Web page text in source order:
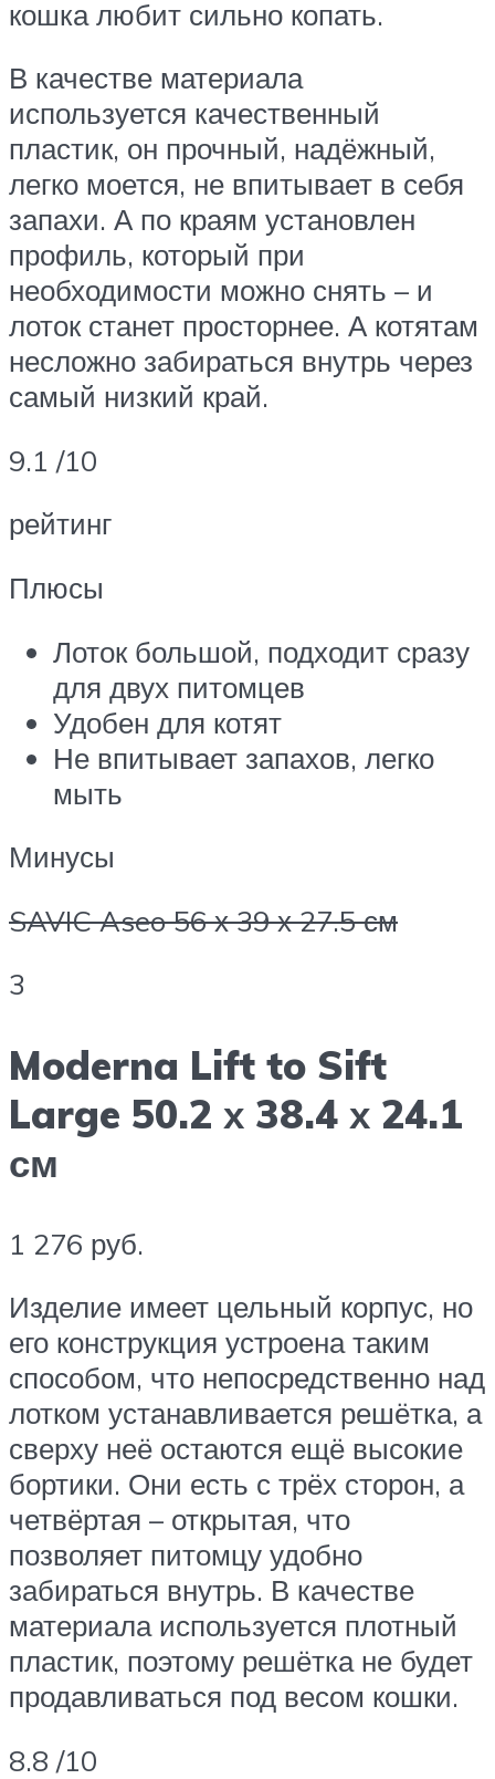
кошка любит сильно копать.
В качестве материала
используется качественный
пластик, он прочный, надёжный,
легко моется, не впитывает в себя
запахи. А по краям установлен
профиль, который при
необходимости можно снять – и
лоток станет просторнее. А котятам
несложно забираться внутрь через
самый низкий край.
9.1 /10
рейтинг
Плюсы
Лоток большой, подходит сразу
для двух питомцев
Удобен для котят
Не впитывает запахов, легко
мыть
Минусы
SAVIC Aseo 56 х 39 х 27.5 см
3
Moderna Lift to Sift
Large 50.2 х 38.4 х 24.1
см
1 276 руб.
Изделие имеет цельный корпус, но
его конструкция устроена таким
способом, что непосредственно над
лотком устанавливается решётка, а
сверху неё остаются ещё высокие
бортики. Они есть с трёх сторон, а
четвёртая – открытая, что
позволяет питомцу удобно
забираться внутрь. В качестве
материала используется плотный
пластик, поэтому решётка не будет
продавливаться под весом кошки.
8.8 /10